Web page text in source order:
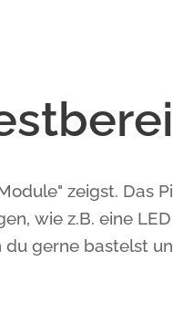
zeigst.
wie z.B. eine
gerne bastelst